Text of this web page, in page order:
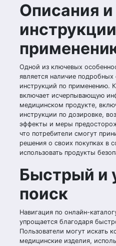
Описания и
Одной из ключевых
является наличие подробных
инструкций по применению.
включает исчерпывающую
медицинском продукте,
инструкции по дозировке,
эффекты и меры
что потребители смогут
решения о своих покупках в
использовать продукты
Быстрый и
поиск
Навигация по онлайн-
упрощается благодаря
Пользователи могут искать
медицинские изделия,